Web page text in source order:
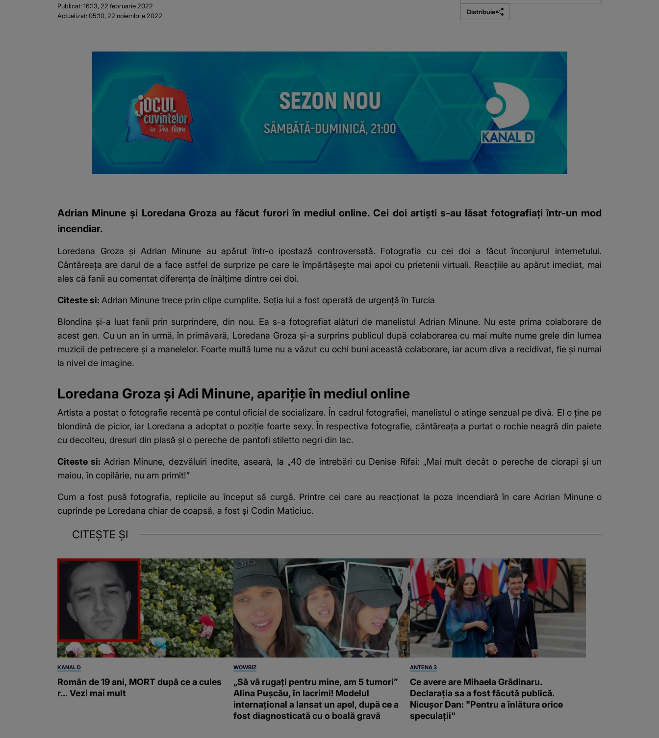
Publicat:16:13, 22 februarie 2022
Actualizat:05:10, 22 noiembrie 2022
Distribuie
Adrian Minune și Loredana Groza au făcut furori în mediul online. Cei doi artiști s-au lăsat fotografiați într-un mod
incendiar.
Loredana Groza și Adrian Minune au apărut într-o ipostază controversată. Fotografia cu cei doi a făcut înconjurul internetului.
Cântăreața are darul de a face astfel de surprize pe care le împărtășește mai apoi cu prietenii virtuali. Reacțiile au apărut imediat, mai
ales că fanii au comentat diferența de înălțime dintre cei doi.
Citeste si: Adrian Minune trece prin clipe cumplite. Soția lui a fost operată de urgență în Turcia
Blondina și-a luat fanii prin surprindere, din nou. Ea s-a fotografiat alături de manelistul Adrian Minune. Nu este prima colaborare de
acest gen. Cu un an în urmă, în primăvară, Loredana Groza și-a surprins publicul după colaborarea cu mai multe nume grele din lumea
muzicii de petrecere și a manelelor. Foarte multă lume nu a văzut cu ochi buni această colaborare, iar acum diva a recidivat, fie și numai
la nivel de imagine.
Loredana Groza și Adi Minune, apariție în mediul online
Artista a postat o fotografie recentă pe contul oficial de socializare. În cadrul fotografiei, manelistul o atinge senzual pe divă. El o ține pe
blondină de picior, iar Loredana a adoptat o poziție foarte sexy. În respectiva fotografie, cântăreața a purtat o rochie neagră din paiete
cu decolteu, dresuri din plasă și o pereche de pantofi stiletto negri din lac.
Citeste si: Adrian Minune, dezvăluiri inedite, aseară, la „40 de întrebări cu Denise Rifai: „Mai mult decât o pereche de ciorapi și un
maiou, în copilărie, nu am primit!”
Cum a fost pusă fotografia, replicile au început să curgă. Printre cei care au reacționat la poza incendiară în care Adrian Minune o
cuprinde pe Loredana chiar de coapsă, a fost și Codin Maticiuc.
CITEȘTE ȘI
KANAL D
Român de 19 ani, MORT după ce a cules
r... Vezi mai mult
WOWBIZ
„Să vă rugați pentru mine, am 5 tumori”
Alina Pușcău, în lacrimi! Modelul
internațional a lansat un apel, după ce a
fost diagnosticată cu o boală gravă
ANTENA 3
Ce avere are Mihaela Grădinaru.
Declarația sa a fost făcută publică.
Nicușor Dan: "Pentru a înlătura orice
speculații"